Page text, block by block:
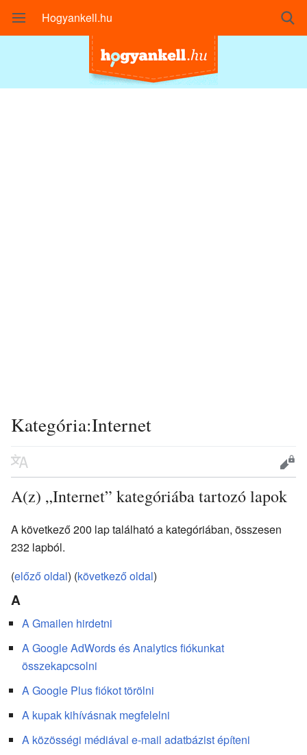
Hogyankell.hu
Kategória:Internet
A(z) „Internet” kategóriába tartozó lapok
A következő 200 lap található a kategóriában, összesen
232 lapból.
(előző oldal) (következő oldal)
A
A Gmailen hirdetni
A Google AdWords és Analytics fiókunkat
összekapcsolni
A Google Plus fiókot törölni
A kupak kihívásnak megfelelni
A közösségi médiával e-mail adatbázist építeni